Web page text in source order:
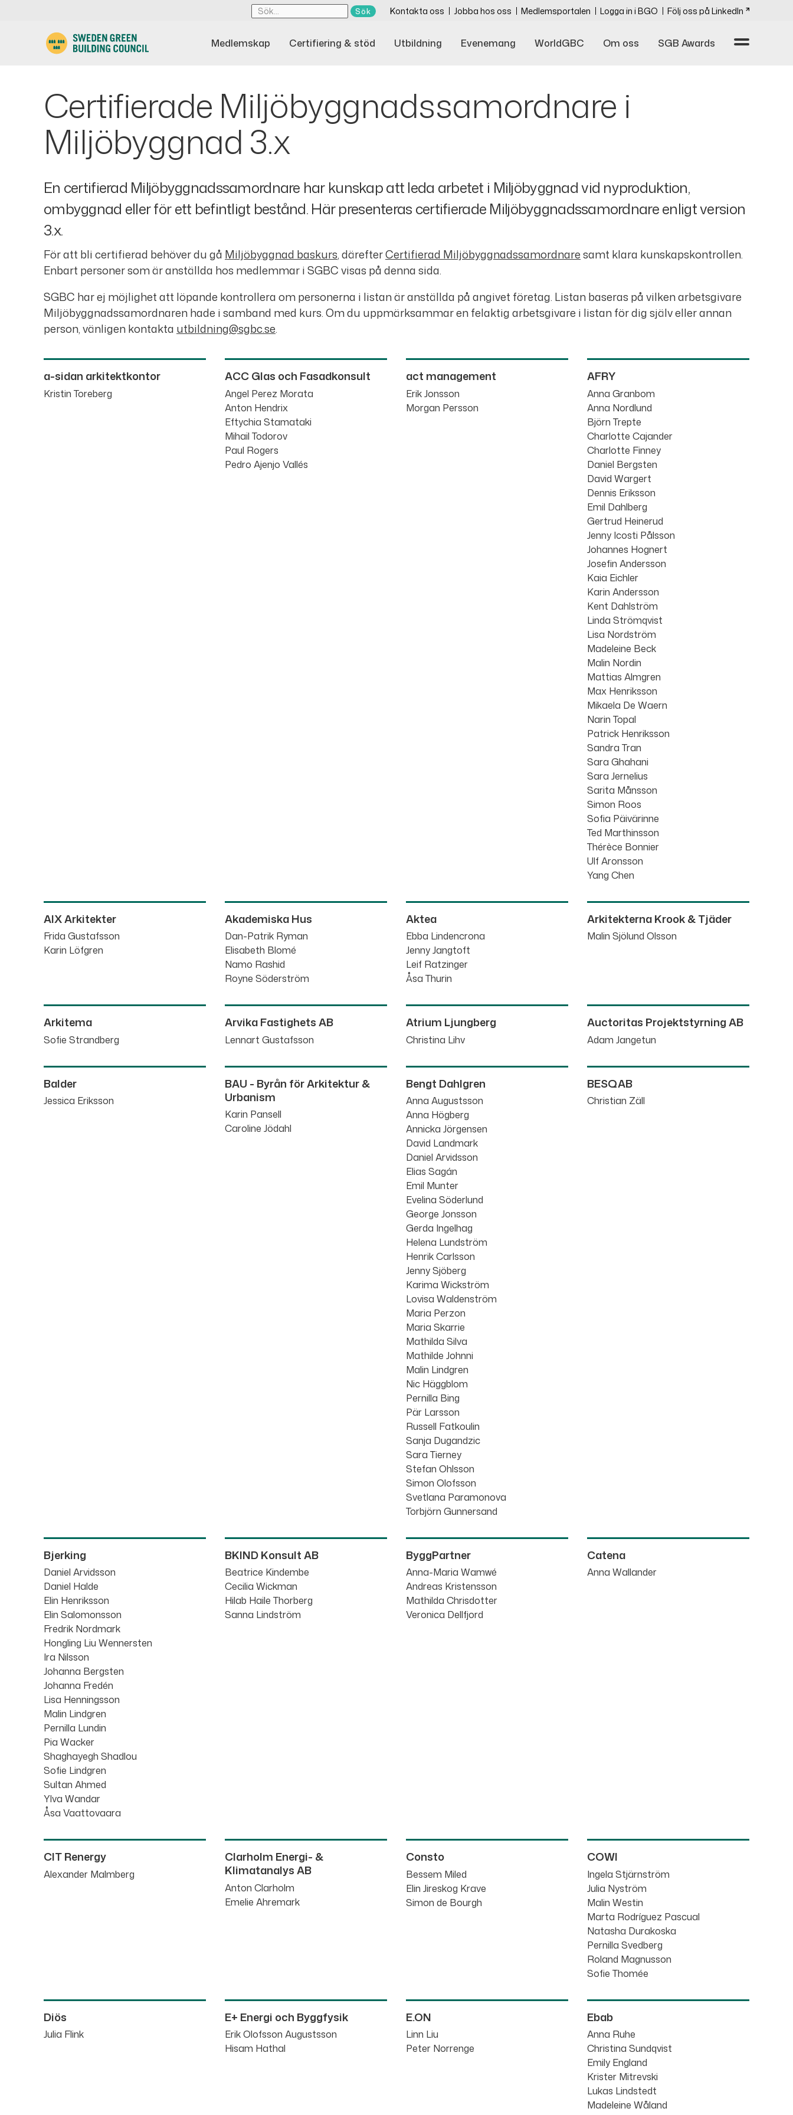
Kontakta oss Jobba hos oss Medlemsportalen Logga in i BGO Följ oss på LinkedIn
Medlemskap Certifiering & stöd Utbildning Evenemang WorldGBC Om oss SGB Awards
Certifierade Miljöbyggnadssamordnare i
Miljöbyggnad 3.x
En certifierad Miljöbyggnadssamordnare har kunskap att leda arbetet i Miljöbyggnad vid nyproduktion,
ombyggnad eller för ett befintligt bestånd. Här presenteras certifierade Miljöbyggnadssamordnare enligt version
3.x.
För att bli certifierad behöver du gå Miljöbyggnad baskurs, därefterCertifierad Miljöbyggnadssamordnaresamt klara kunskapskontrollen.
Enbart personer som är anställda hos medlemmar i SGBC visas på denna sida.
SGBC har ej möjlighet att löpande kontrollera om personerna i listan är anställda på angivet företag. Listan baseras på vilken arbetsgivare
Miljöbyggnadssamordnaren hade i samband med kurs. Om du uppmärksammar en felaktig arbetsgivare i listan för dig själv eller annan
person, vänligen kontakta utbildning@sgbc.se.
a-sidan arkitektkontor
Kristin Toreberg
ACC Glas och Fasadkonsult
Angel Perez Morata
Anton Hendrix
Eftychia Stamataki
Mihail Todorov
Paul Rogers
Pedro Ajenjo Vallés
act management
Erik Jonsson
Morgan Persson
AFRY
Anna Granbom
Anna Nordlund
Björn Trepte
Charlotte Cajander
Charlotte Finney
Daniel Bergsten
David Wargert
Dennis Eriksson
Emil Dahlberg
Gertrud Heinerud
Jenny Icosti Pålsson
Johannes Hognert
Josefin Andersson
Kaia Eichler
Karin Andersson
Kent Dahlström
Linda Strömqvist
Lisa Nordström
Madeleine Beck
Malin Nordin
Mattias Almgren
Max Henriksson
Mikaela De Waern
Narin Topal
Patrick Henriksson
Sandra Tran
Sara Ghahani
Sara Jernelius
Sarita Månsson
Simon Roos
Sofia Päivärinne
Ted Marthinsson
Thérèce Bonnier
Ulf Aronsson
Yang Chen
AIX Arkitekter
Frida Gustafsson
Karin Löfgren
Akademiska Hus
Dan-Patrik Ryman
Elisabeth Blomé
Namo Rashid
Royne Söderström
Aktea
Ebba Lindencrona
Jenny Jangtoft
Leif Ratzinger
Åsa Thurin
Arkitekterna Krook & Tjäder
Malin Sjölund Olsson
Arkitema
Sofie Strandberg
Arvika Fastighets AB
Lennart Gustafsson
Atrium Ljungberg
Christina Lihv
Auctoritas Projektstyrning AB
Adam Jangetun
Balder
Jessica Eriksson
BAU - Byrån för Arkitektur &
Urbanism
Karin Pansell
Caroline Jödahl
Bengt Dahlgren
Anna Augustsson
Anna Högberg
Annicka Jörgensen
David Landmark
Daniel Arvidsson
Elias Sagán
Emil Munter
Evelina Söderlund
George Jonsson
Gerda Ingelhag
Helena Lundström
Henrik Carlsson
Jenny Sjöberg
Karima Wickström
Lovisa Waldenström
Maria Perzon
Maria Skarrie
Mathilda Silva
Mathilde Johnni
Malin Lindgren
Nic Häggblom
Pernilla Bing
Pär Larsson
Russell Fatkoulin
Sanja Dugandzic
Sara Tierney
Stefan Ohlsson
Simon Olofsson
Svetlana Paramonova
Torbjörn Gunnersand
BESQAB
Christian Zäll
Bjerking
Daniel Arvidsson
Daniel Halde
Elin Henriksson
Elin Salomonsson
Fredrik Nordmark
Hongling Liu Wennersten
Ira Nilsson
Johanna Bergsten
Johanna Fredén
Lisa Henningsson
Malin Lindgren
Pernilla Lundin
Pia Wacker
Shaghayegh Shadlou
Sofie Lindgren
Sultan Ahmed
Ylva Wandar
Åsa Vaattovaara
BKIND Konsult AB
Beatrice Kindembe
Cecilia Wickman
Hilab Haile Thorberg
Sanna Lindström
ByggPartner
Anna-Maria Wamwé
Andreas Kristensson
Mathilda Chrisdotter
Veronica Dellfjord
Catena
Anna Wallander
CIT Renergy
Alexander Malmberg
Clarholm Energi- &
Klimatanalys AB
Anton Clarholm
Emelie Ahremark
Consto
Bessem Miled
Elin Jireskog Krave
Simon de Bourgh
COWI
Ingela Stjärnström
Julia Nyström
Malin Westin
Marta Rodríguez Pascual
Natasha Durakoska
Pernilla Svedberg
Roland Magnusson
Sofie Thomée
Diös
Julia Flink
E+ Energi och Byggfysik
Erik Olofsson Augustsson
Hisam Hathal
E.ON
Linn Liu
Peter Norrenge
Ebab
Anna Ruhe
Christina Sundqvist
Emily England
Krister Mitrevski
Lukas Lindstedt
Madeleine Wåland